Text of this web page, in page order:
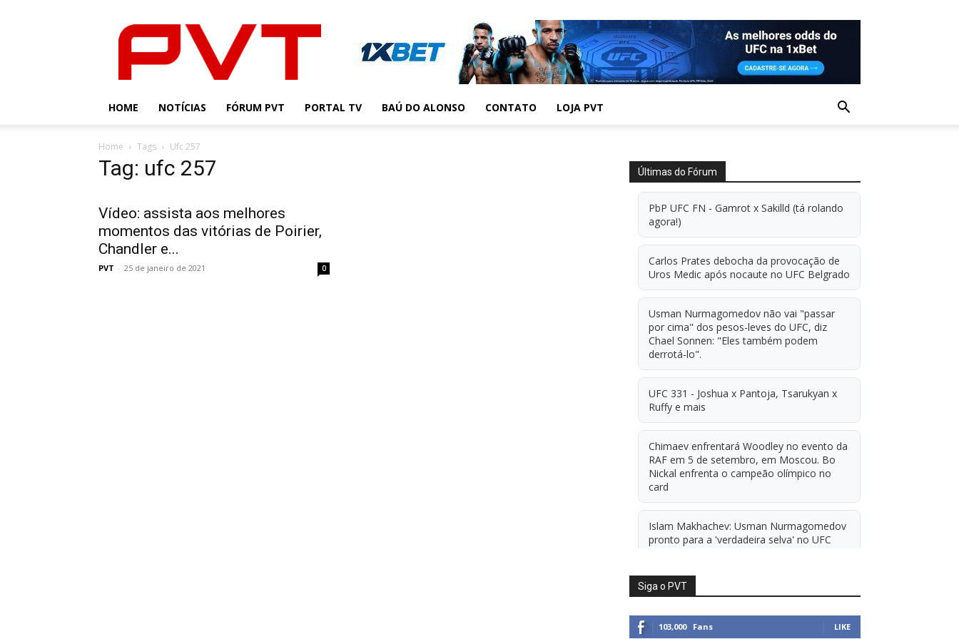
HOME NOTÍCIAS FÓRUM PVT PORTAL TV BAÚ DO ALONSO CONTATO LOJA PVT
Home Tags Ufc 257
Tag: ufc 257
Vídeo: assista aos melhores
momentos das vitórias de Poirier,
Chandler e...
PVT - 25 de janeiro de 2021 0
Últimas do Fórum
PbP UFC FN - Gamrot x Sakilld (tá rolando
agora!)
Carlos Prates debocha da provocação de
Uros Medic após nocaute no UFC Belgrado
Usman Nurmagomedov não vai "passar
por cima" dos pesos-leves do UFC, diz
Chael Sonnen: "Eles também podem
derrotá-lo".
UFC 331 - Joshua x Pantoja, Tsarukyan x
Ruffy e mais
Chimaev enfrentará Woodley no evento da
RAF em 5 de setembro, em Moscou. Bo
Nickal enfrenta o campeão olímpico no
card
Islam Makhachev: Usman Nurmagomedov
pronto para a 'verdadeira selva' no UFC
'A diferença financeira é ainda maior
agora': Rico Verhoeven atualiza
o UFC após novas negociações.
Siga o PVT
103,000 Fans LIKE